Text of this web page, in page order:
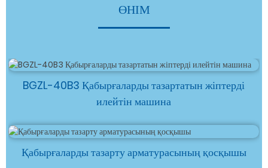
ӨНІМ
BGZL-40B3 Қабырғаларды тазартатын жіптерді
илейтін машина
Қабырғаларды тазарту арматурасының қосқышы